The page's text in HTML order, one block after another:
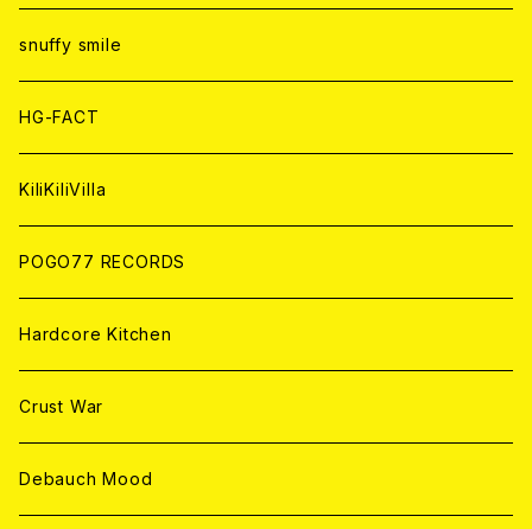
ANALOG
ANALOG
CD
ANALOG
CD
ANALOG
WORLD
CD
ANALOG
snuffy smile
HG-FACT
KiliKiliVilla
POGO77 RECORDS
Hardcore Kitchen
Crust War
Debauch Mood